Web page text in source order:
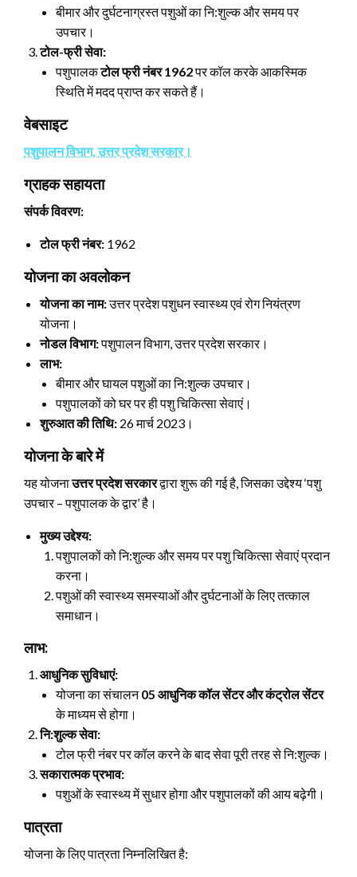
बीमार और दुर्घटनाग्रस्त पशुओं का नि:शुल्क और समय पर
उपचार।
टोल-फ्री सेवा:
पशुपालकटोल फ्री नंबर 1962पर कॉल करके आकस्मिक
स्थिति में मदद प्राप्त कर सकते हैं।
वेबसाइट
पशुपालन विभाग, उत्तर प्रदेश सरकार।
ग्राहक सहायता
संपर्क विवरण:
टोल फ्री नंबर: 1962
योजना का अवलोकन
योजना का नाम:उत्तर प्रदेश पशुधन स्वास्थ्य एवं रोग नियंत्रण
योजना।
नोडल विभाग:पशुपालन विभाग, उत्तर प्रदेश सरकार।
लाभ:
बीमार और घायल पशुओं का नि:शुल्क उपचार।
पशुपालकों को घर पर ही पशु चिकित्सा सेवाएं।
शुरुआत की तिथि: 26 मार्च 2023।
योजना के बारे में
यह योजनाउत्तर प्रदेश सरकारद्वारा शुरू की गई है, जिसका उद्देश्य ‘पशु
उपचार – पशुपालक के द्वार’ है।
मुख्य उद्देश्य:
पशुपालकों को नि:शुल्क और समय पर पशु चिकित्सा सेवाएं प्रदान
करना।
पशुओं की स्वास्थ्य समस्याओं और दुर्घटनाओं के लिए तत्काल
समाधान।
लाभ:
आधुनिक सुविधाएं:
योजना का संचालन05 आधुनिक कॉल सेंटर और कंट्रोल सेंटर
के माध्यम से होगा।
नि:शुल्क सेवा:
टोल फ्री नंबर पर कॉल करने के बाद सेवा पूरी तरह से नि:शुल्क।
सकारात्मक प्रभाव:
पशुओं के स्वास्थ्य में सुधार होगा और पशुपालकों की आय बढ़ेगी।
पात्रता
योजना के लिए पात्रता निम्नलिखित है: